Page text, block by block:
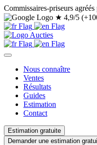
Commissaires-priseurs
★ 4,9/5
Nous connaître
Ventes
Résultats
Guides
Estimation
Contact
Estimation gratuite
Demander une estimation